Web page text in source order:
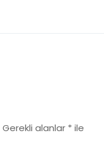
Gerekli alanlar * ile